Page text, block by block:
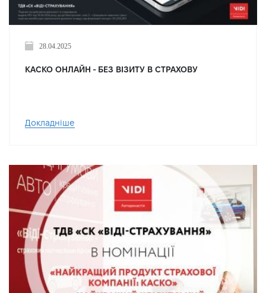
28.04.2025
КАСКО ОНЛАЙН - БЕЗ ВІЗИТУ В СТРАХОВУ
Докладніше